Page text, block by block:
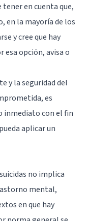
en cuenta que,
en la mayoría de los
y cree que hay
opción, avisa o
y la seguridad del
es
inmediato con el fin
aplicar un
no implica
mental,
en que hay